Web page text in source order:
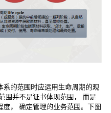
系的范围时应运用生命周期的观
围并不是证书体现范围，
而是
，
确定管理的业务范围。下图